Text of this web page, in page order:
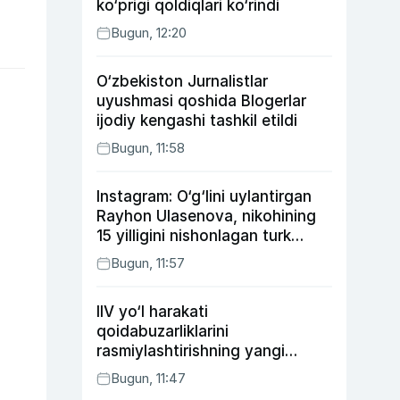
ko‘prigi qoldiqlari ko‘rindi
Bugun, 12:20
O‘zbekiston Jurnalistlar
uyushmasi qoshida Blogerlar
ijodiy kengashi tashkil etildi
Bugun, 11:58
Instagram: O‘g‘lini uylantirgan
Rayhon Ulasenova, nikohining
15 yilligini nishonlagan turk
aktyorlari va Kamelot qasriga
sayohat qilgan Zebo Rahimova
Bugun, 11:57
IIV yo‘l harakati
qoidabuzarliklarini
rasmiylashtirishning yangi
tartibini taklif qildi
Bugun, 11:47